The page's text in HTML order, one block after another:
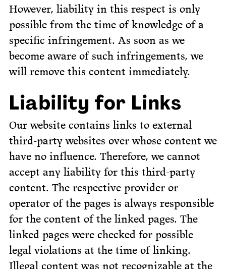
However, liability in this respect is only
possible from the time of knowledge of a
specific infringement. As soon as we
become aware of such infringements, we
will remove this content immediately.
Liability for Links
Our website contains links to external
third-party websites over whose content we
have no influence. Therefore, we cannot
accept any liability for this third-party
content. The respective provider or
operator of the pages is always responsible
for the content of the linked pages. The
linked pages were checked for possible
legal violations at the time of linking.
Illegal content was not recognizable at the